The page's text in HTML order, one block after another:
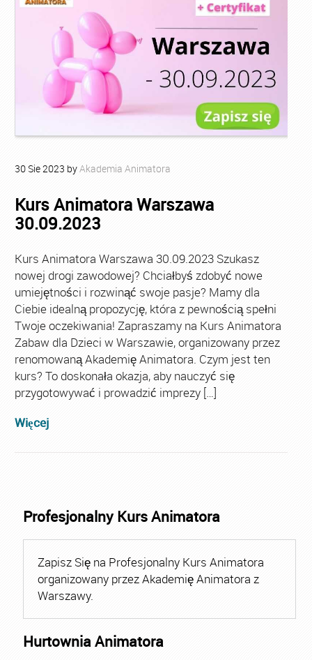
30 Sie2023 byAkademia Animatora
Kurs Animatora Warszawa
30.09.2023
Kurs Animatora Warszawa 30.09.2023 Szukasz
nowej drogi zawodowej? Chciałbyś zdobyć nowe
umiejętności i rozwinąć swoje pasje? Mamy dla
Ciebie idealną propozycję, która z pewnością spełni
Twoje oczekiwania! Zapraszamy na Kurs Animatora
Zabaw dla Dzieci w Warszawie, organizowany przez
renomowaną Akademię Animatora. Czym jest ten
kurs? To doskonała okazja, aby nauczyć się
przygotowywać i prowadzić imprezy […]
Więcej
Profesjonalny Kurs Animatora
Zapisz Się na Profesjonalny Kurs Animatora
organizowany przez Akademię Animatora z
Warszawy.
Hurtownia Animatora